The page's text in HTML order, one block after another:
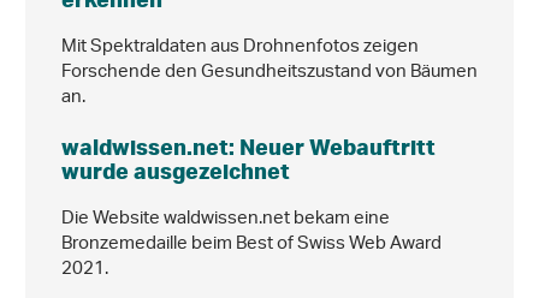
Mit Spektraldaten aus Drohnenfotos zeigen
Forschende den Gesundheitszustand von Bäumen
an.
waldwissen.net: Neuer Webauftritt
wurde ausgezeichnet
Die Website waldwissen.net bekam eine
Bronzemedaille beim Best of Swiss Web Award
2021.